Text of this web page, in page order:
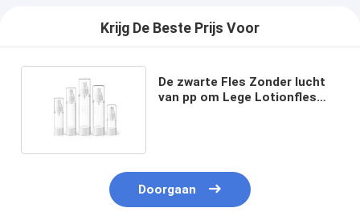
Krijg De Beste Prijs Voor
De zwarte Fles Zonder lucht
van pp om Lege Lotionfles
Doorgaan